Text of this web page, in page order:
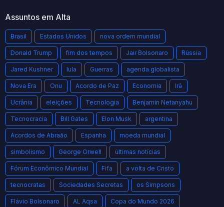
Assuntos em Alta
Brasil Estados Unidos nova ordem mundial
Donald Trump fim dos tempos Jair Bolsonaro Rússia
Jared Kushner lula Guerras agenda globalista
Nova Era Onu Acordo de Paz Economia Irã
Ucrânia eleições Tecnologia Benjamin Netanyahu
Tecnocracia Bill Gates Elon Musk argentina
Acordos de Abraão Espanha moeda mundial
simbolismo George Orwell últimas notícias
Fórum Econômico Mundial Fifa a volta de Cristo
tecnocratas Sociedades Secretas os Simpsons
Flávio Bolsonaro AL Aqsa Copa do Mundo 2026